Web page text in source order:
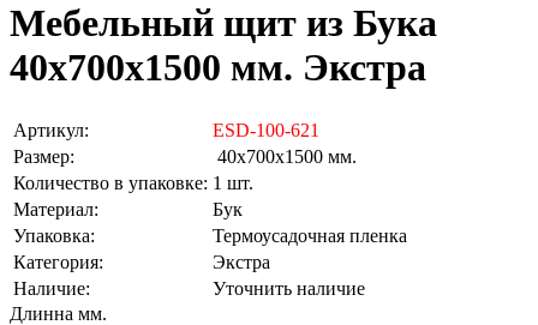
Мебельный щит из Бука
40х700х1500 мм. Экстра
Артикул:
ESD-100-621
Размер:
40х700х1500 мм.
Количество в упаковке: 1 шт.
Материал:
Бук
Упаковка:
Термоусадочная пленка
Категория:
Экстра
Наличие:
Уточнить наличие
Длинна мм.